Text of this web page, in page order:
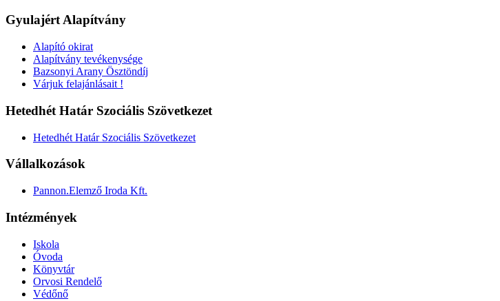
Gyulajért Alapítvány
Alapító okirat
Alapítvány tevékenysége
Bazsonyi Arany Ösztöndíj
Várjuk felajánlásait !
Hetedhét Határ Szociális Szövetkezet
Hetedhét Határ Szociális Szövetkezet
Vállalkozások
Pannon.Elemző Iroda Kft.
Intézmények
Iskola
Óvoda
Könyvtár
Orvosi Rendelő
Védőnő